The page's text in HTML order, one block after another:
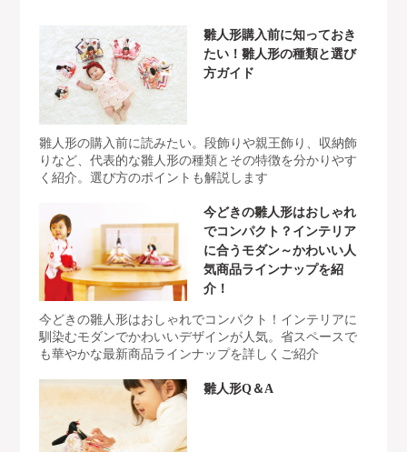
雛人形購入前に知っておき
たい！雛人形の種類と選び
方ガイド
雛人形の購入前に読みたい。段飾りや親王飾り、収納飾
りなど、代表的な雛人形の種類とその特徴を分かりやす
く紹介。選び方のポイントも解説します
今どきの雛人形はおしゃれ
でコンパクト？インテリア
に合うモダン～かわいい人
気商品ラインナップを紹
介！
今どきの雛人形はおしゃれでコンパクト！インテリアに
馴染むモダンでかわいいデザインが人気。省スペースで
も華やかな最新商品ラインナップを詳しくご紹介
雛人形Q＆A